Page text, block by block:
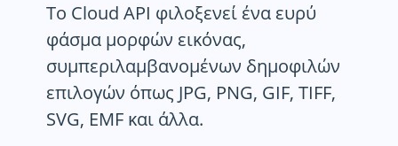
Το Cloud API φιλοξενεί ένα ευρύ
φάσμα μορφών εικόνας,
συμπεριλαμβανομένων δημοφιλών
επιλογών όπως JPG, PNG, GIF, TIFF,
SVG, EMF και άλλα.